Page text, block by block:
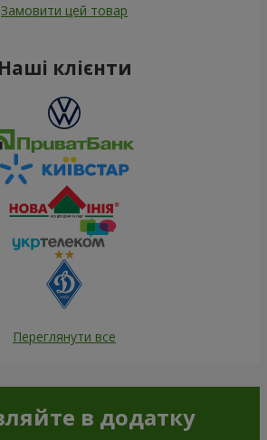
Замовити цей товар
Наші клієнти
Переглянути все
в додатку